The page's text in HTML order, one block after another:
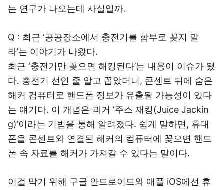
는 연구가 나오는데 사실일까.
Q : 최근 ‘공공장소에서 충전기를 함부로 꽂지 말
라’는 이야기가 나왔다.
최근 ‘충전기만 꽂으면 해킹된다’는 내용이 이슈가 됐
다. 충전기 선인 줄 알고 꼽았더니, 콘센트 뒤에 숨은
해커 컴퓨터로 핸드폰 정보가 유출될 가능성이 있다
는 얘기다. 이 개념은 과거 ‘주스 재킹(Juice Jackin
g)’이라는 기법을 통해 알려졌다. 쉽게 말하면, 휴대
폰을 콘센트와 연결된 해커의 컴퓨터에 꽂으면 핸드
폰 속 자료를 해커가 가져갈 수 있다는 말이다.
이걸 막기 위해 구글 안드로이드와 애플 iOS에선 휴